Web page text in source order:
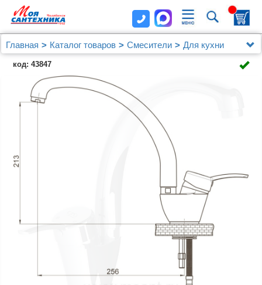
Главная Каталог товаров Смесители
Для кухни
Смеситель GPD Primula MTE175 для кухонной мойки
код: 43847